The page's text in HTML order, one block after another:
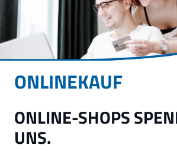
ONLINEKAUF
ONLINE-SHOPS
UNS.